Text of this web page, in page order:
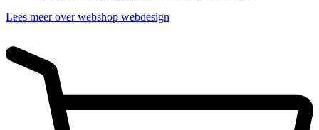
Lees meer over webshop webdesign